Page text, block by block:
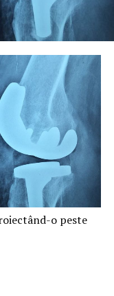
o peste